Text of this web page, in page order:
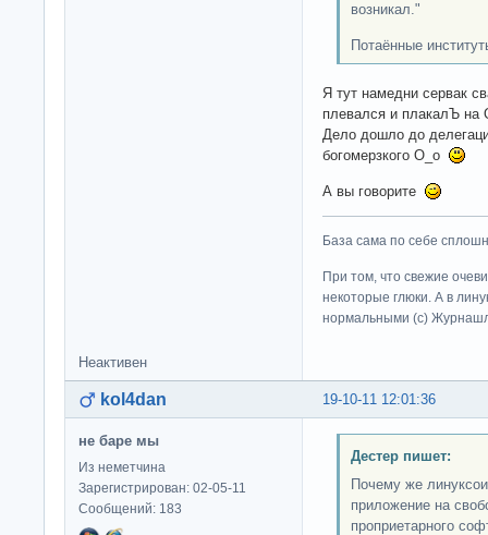
возникал."
Потаённые
Я тут намедни сервак
плевался и плакалЪ на
Дело дошло до
богомерзкого О_о
А вы говорите
База сама по себе
При том, что свежие
некоторые глюки. А в
нормальными (c)
Неактивен
19-10-11 12:01:36
kol4dan
не баре мы
Из неметчина
Зарегистрирован: 02-05-11
Сообщений: 183
Дестер пишет:
Почему же
приложение на
проприетарного